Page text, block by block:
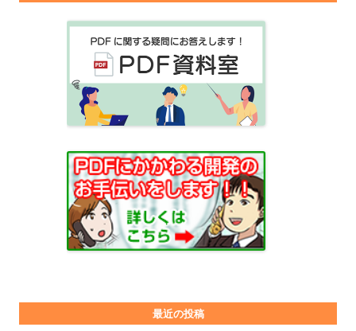
最近の投稿